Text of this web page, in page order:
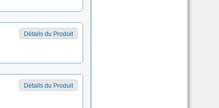
Détails du Produit
Détails du Produit